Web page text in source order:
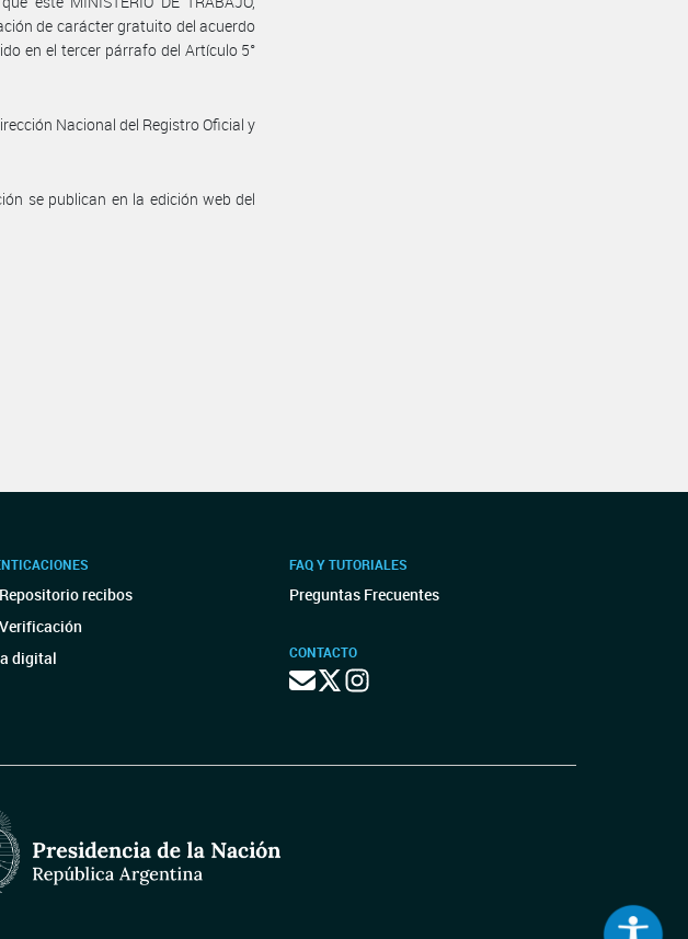
de carácter gratuito del acuerdo
en el tercer párrafo del Artículo 5°
Nacional del Registro Oficial y
se publican en la edición web del
recibos
digital
FAQ Y TUTORIALES
Preguntas Frecuentes
CONTACTO